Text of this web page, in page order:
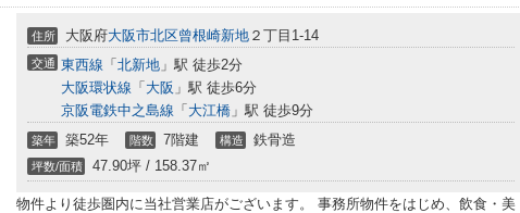
住所 大阪府大阪市北区曾根崎新地 ２丁目1-14
交通 東西線 「 北新地 」駅 徒歩2分
大阪環状線 「 大阪 」駅 徒歩6分
京阪電鉄中之島線 「 大江橋 」駅 徒歩9分
築年 築52年 階数 7階建 構造 鉄骨造
坪数/面積 47.90坪 / 158.37㎡
物件より徒歩圏内に当社営業店がございます。 事務所物件をはじめ、飲食・美